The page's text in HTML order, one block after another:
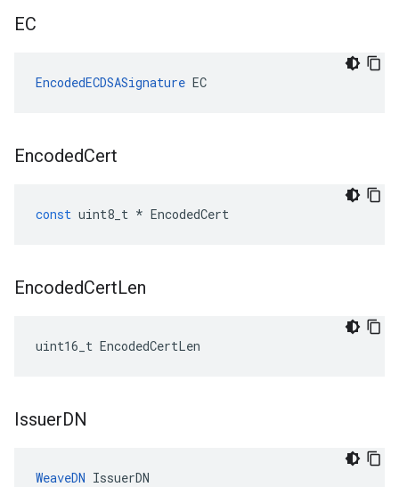
EC
EncodedECDSASignature EC
EncodedCert
const uint8_t * EncodedCert
EncodedCertLen
uint16_t EncodedCertLen
IssuerDN
WeaveDN IssuerDN